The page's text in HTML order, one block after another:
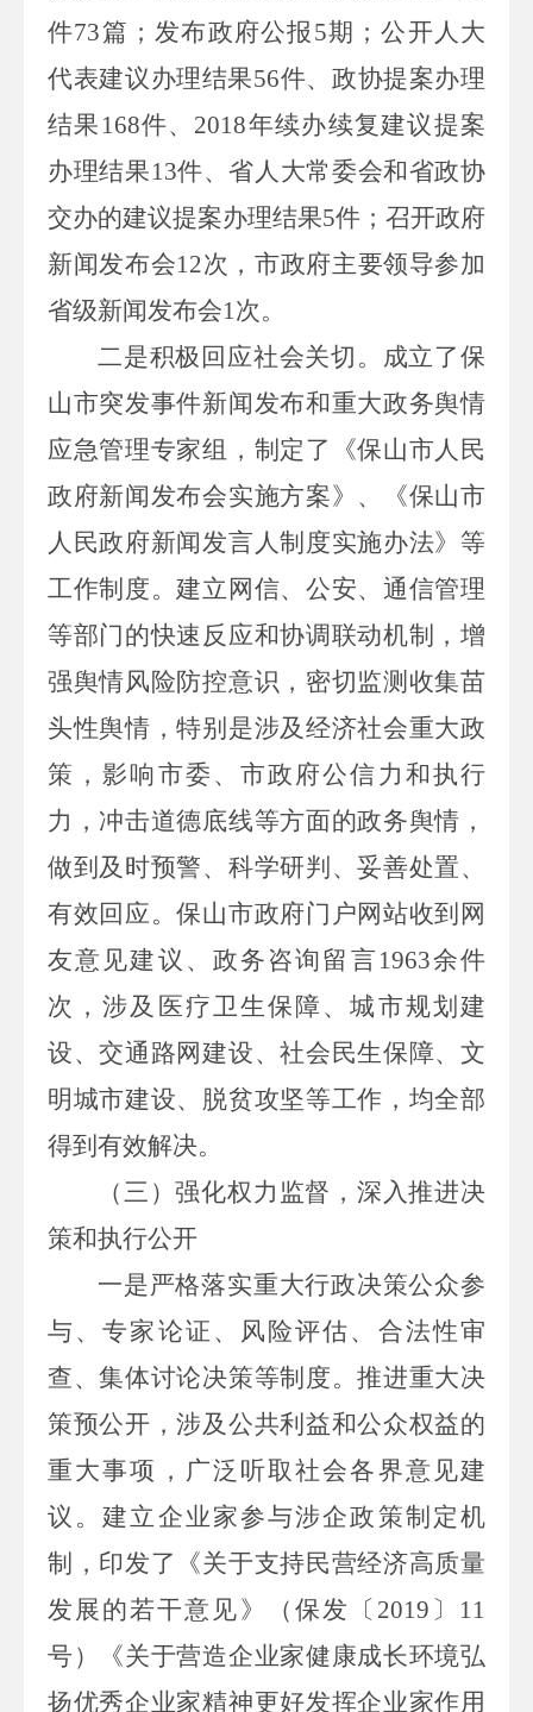
件73篇；发布政府公报 5期；公开人大
代表建议办理结果56件、政协提案办理
结果 168件、 2018年续办续复建议提案
办理结果13件、省人大常委会和省政协
交办的建议提案办理结果5件；召开政府
新闻发布会12次，市政府主要领导参加
省级新闻发布会1次。
二是积极回应社会关切。 成立了保
山市突发事件新闻发布和重大政务舆情
应急管理专家组，制定了《保山市人民
政府新闻发布会实施方案》、《保山市
人民政府新闻发言人制度实施办法》等
工作制度。建立网信、公安、通信管理
等部门的快速反应和协调联动机制，增
强舆情风险防控意识，密切监测收集苗
头性舆情，特别是涉及经济社会重大政
策，影响市委、市政府公信力和执行
力，冲击道德底线等方面的政务舆情，
做到及时预警、科学研判、妥善处置、
有效回应。保山市政府门户网站收到 网
友意见建议、政务咨询留言1963余件
次，涉及医疗卫生保障、城市规划建
设、交通路网建设、社会民生保障、文
明城市建设、脱贫攻坚等工作， 均全部
得到有效解决。
（三）强化权力监督，深入推进决
策和执行公开
一是严格落实重大行政决策公众参
与、专家论证、风险评估、合法性审
查、集体讨论决策等制度。推进重大决
策预公开，涉及公共利益和公众权益的
重大事项，广泛听取社会各界意见建
议。建立企业家参与涉企政策制定机
制，印发了《关于支持民营经济高质量
发展的若干意见》（保发〔 2019 〕 11
号）《关于营造企业家健康成长环境弘
扬优秀企业家精神更好发挥企业家作用